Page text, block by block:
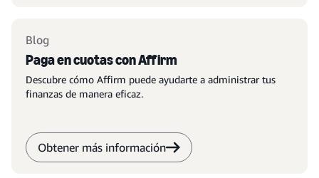
Blog
Paga en cuotas con Affirm
Descubre cómo Affirm puede ayudarte a administrar tus
finanzas de manera eficaz.
Obtener más información